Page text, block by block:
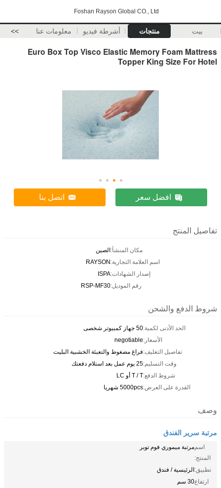
Foshan Rayson Global CO., Ltd
بيت منتجات أشرطة فيديو معلومات عنا >>
Euro Box Top Visco Elastic Memory Foam Mattress
Topper King Size For Hotel
افضل سعر اتصل بنا
تفاصيل المنتج
مكان المنشأ:الصين
اسم العلامة التجارية:RAYSON
إصدار الشهادات:ISPA
رقم الموديل:RSP-MF30
شروط الدفع والشحن
الحد الأدنى لكمية:50 جهاز كمبيوتر شخصى
الأسعار:negotiable
تفاصيل التغليف:فراغ مضغوط والتعبئة الخشبية البليت
وقت التسليم:25 يوم عمل بعد استلام دفعتك
شروط الدفع:T / T أو LC
القدرة على العرض:5000pcs شهريا
وصف
مرتبة سرير الفندق
اسم
المنتج:
مرتبة ميموري فوم توبر
تطبيق:الرئيسية / فندق
ارتفاع30 سم